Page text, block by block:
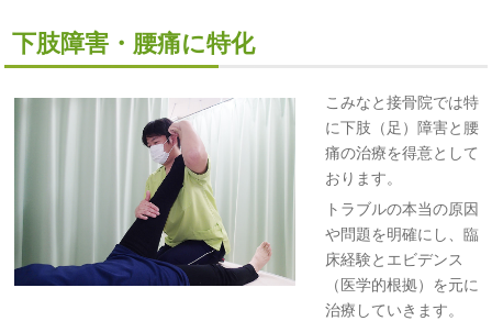
下肢障害・腰痛に特化
こみなと接骨院では特
に下肢（足）障害と腰
痛の治療を得意として
おります。
トラブルの本当の原因
や問題を明確にし、臨
床経験とエビデンス
（医学的根拠）を元に
治療していきます。